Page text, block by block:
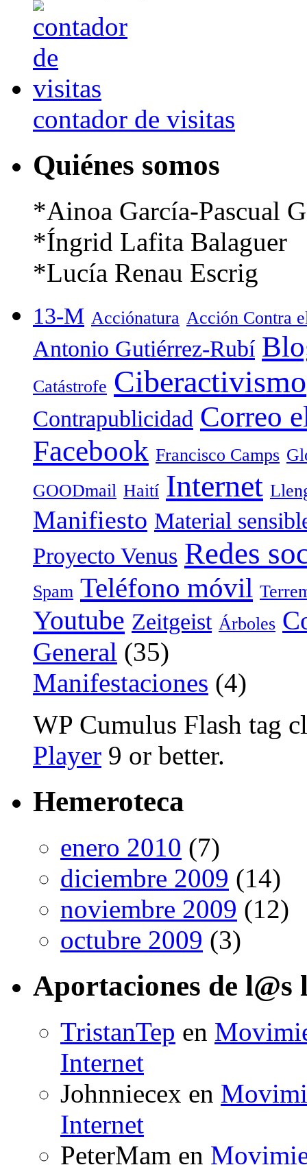
contador de visitas
Quiénes somos
*Ainoa García-Pascual
*Íngrid Lafita Balaguer
*Lucía Renau Escrig
13-M Acciónatura Acción Contra
Antonio Gutiérrez-Rubí
Catástrofe Ciberactivismo
Contrapublicidad Correo
Facebook Francisco Camps
GOODmail Haití Internet
Manifiesto Material
Proyecto Venus Redes
Spam Teléfono móvil
Youtube Zeitgeist Árboles
General (35)
Manifestaciones (4)
WP Cumulus Flash tag
Player 9 or better.
Hemeroteca
enero 2010 (7)
diciembre 2009 (14)
noviembre 2009 (12)
octubre 2009 (3)
Aportaciones de l@s
TristanTep en
Internet
Johnniecex en
Internet
PeterMam en